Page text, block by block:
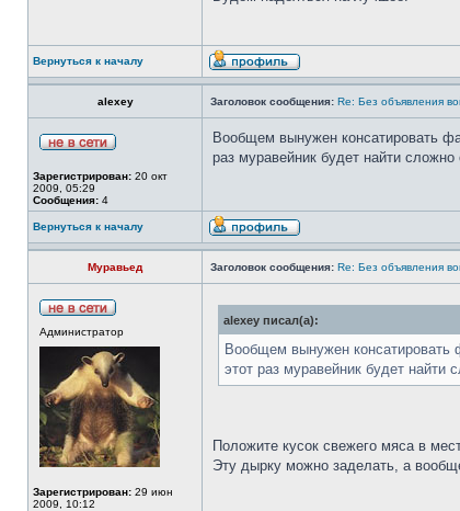
Вернуться к началу
alexey Заголовок сообщения: Re: Без объявления
Зарегистрирован: 20 окт
2009, 05:29
Сообщения: 4
Вообщем вынужен консатировать
раз муравейник будет найти
Вернуться к началу
Муравьед Заголовок сообщения: Re: Без объявления
Администратор
Зарегистрирован: 29 июн
2009, 10:12
alexey писал(а):
Вообщем вынужен консатировать
этот раз муравейник будет найти
Положите кусок свежего мяса в
Эту дырку можно заделать, а